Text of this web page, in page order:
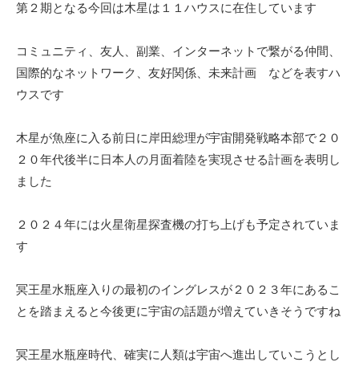
第２期となる今回は木星は１１ハウスに在住しています
コミュニティ、友人、副業、インターネットで繋がる仲間、
国際的なネットワーク、友好関係、未来計画 などを表すハ
ウスです
木星が魚座に入る前日に岸田総理が宇宙開発戦略本部で２０
２０年代後半に日本人の月面着陸を実現させる計画を表明し
ました
２０２４年には火星衛星探査機の打ち上げも予定されていま
す
冥王星水瓶座入りの最初のイングレスが２０２３年にあるこ
とを踏まえると今後更に宇宙の話題が増えていきそうですね
冥王星水瓶座時代、確実に人類は宇宙へ進出していこうとし